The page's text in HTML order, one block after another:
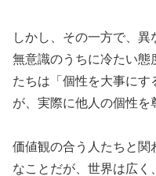
しかし、その一方で、異
無意識のうちに冷たい態
たちは「個性を大事にす
が、実際に他人の個性を
価値観の合う人たちと関
なことだが、世界は広く